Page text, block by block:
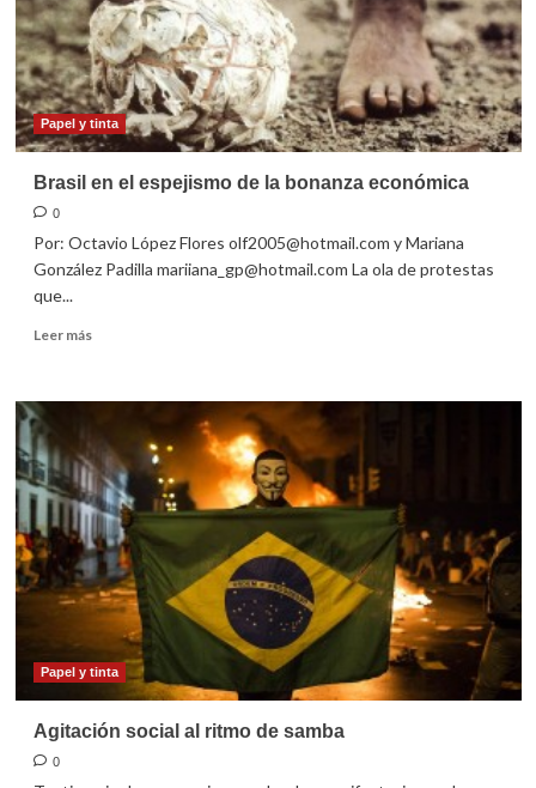
Papel y tinta
Brasil en el espejismo de la bonanza económica
0
Por: Octavio López Flores olf2005@hotmail.com y Mariana
González Padilla mariiana_gp@hotmail.com La ola de protestas
que...
Leer másLeer
Brasil
espejismo
de
la
bonanza
económica
Papel y tinta
Agitación social al ritmo de samba
0